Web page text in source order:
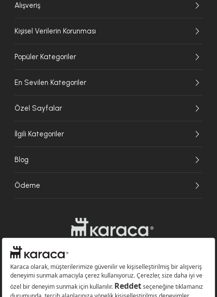
Alışveriş
Kişisel Verilerin Korunması
Popüler Kategoriler
En Sevilen Kategoriler
Özel Sayfalar
İlgili Kategoriler
Blog
Ödeme